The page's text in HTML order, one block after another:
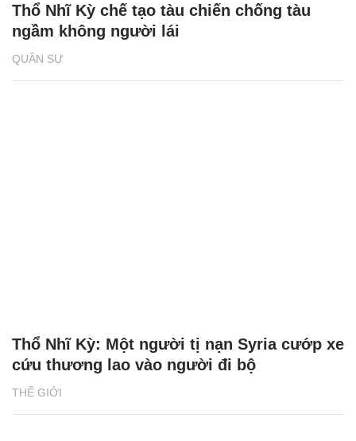
QUÂN SỰ
Thổ Nhĩ Kỳ chế tạo tàu chiến chống tàu
ngầm không người lái
THẾ GIỚI
Thổ Nhĩ Kỳ: Một người tị nạn Syria cướp xe
cứu thương lao vào người đi bộ